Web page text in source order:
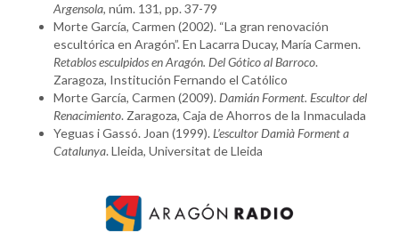
Argensola, núm. 131, pp. 37-79
Morte García, Carmen (2002). “La gran renovación
escultórica en Aragón”. En Lacarra Ducay, María Carmen.
Retablos esculpidos en Aragón. Del Gótico al Barroco.
Zaragoza, Institución Fernando el Católico
Morte García, Carmen (2009). Damián Forment. Escultor del
Renacimiento. Zaragoza, Caja de Ahorros de la Inmaculada
Yeguas i Gassó. Joan (1999). L’escultor Damià Forment a
Catalunya. Lleida, Universitat de Lleida